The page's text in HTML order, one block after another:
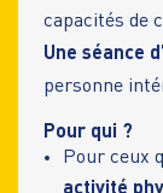
capacités de
Une séance
personne
Pour qui ?
Pour ceux
activité